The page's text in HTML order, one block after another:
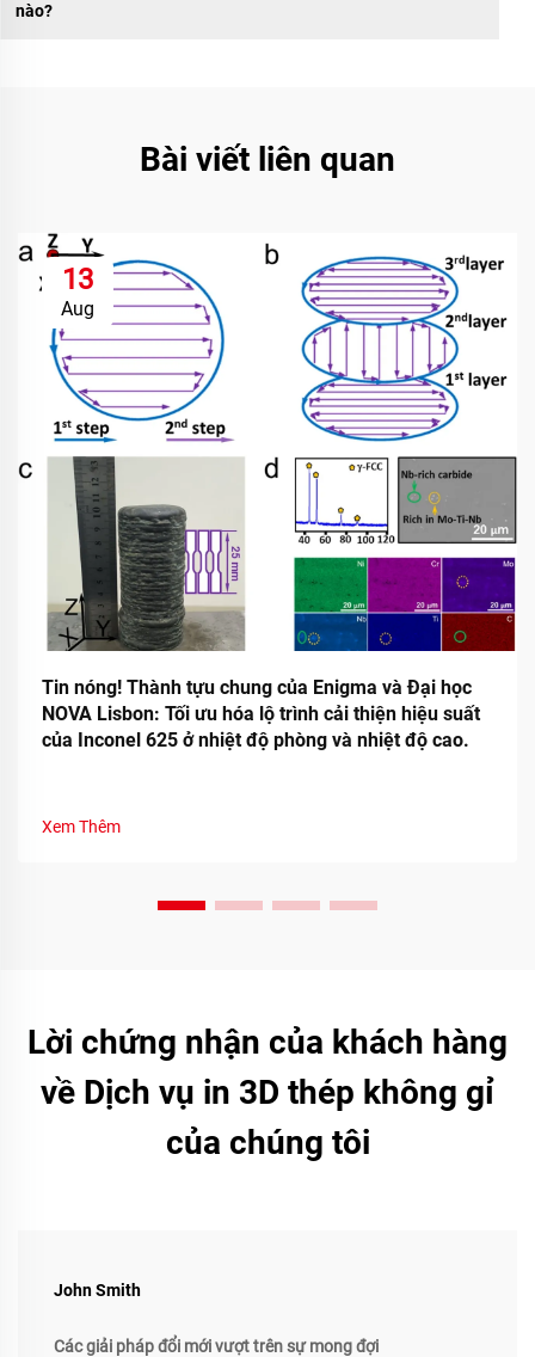
nào?
Bài viết liên quan
13
Aug
Tin nóng! Thành tựu chung của Enigma và Đại học
NOVA Lisbon: Tối ưu hóa lộ trình cải thiện hiệu suất
của Inconel 625 ở nhiệt độ phòng và nhiệt độ cao.
Xem Thêm
Lời chứng nhận của khách hàng
về Dịch vụ in 3D thép không gỉ
của chúng tôi
John Smith
Các giải pháp đổi mới vượt trên sự mong đợi